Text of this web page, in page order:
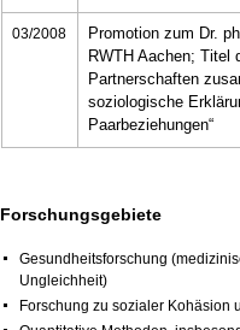
03/2008
Promotion zum Dr.
RWTH Aachen; Titel
Partnerschaften
soziologische
Paarbeziehungen“
Forschungsgebiete
Gesundheitsforschung
Ungleichheit)
Forschung zu sozialer Kohäsion